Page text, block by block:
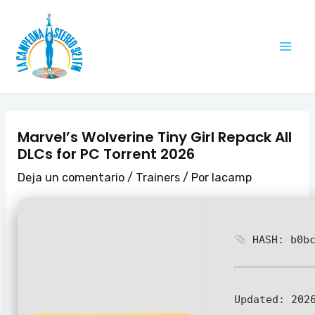
contenido
Marvel’s Wolverine Tiny Girl Repack All
DLCs for PC Torrent 2026
Deja un comentario / Trainers / Por lacamp
HASH:
Updated:
de
entradas